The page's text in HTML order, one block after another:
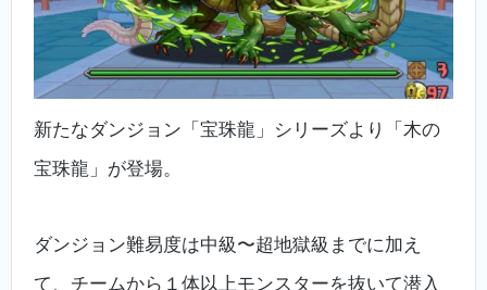
新たなダンジョン「宝珠龍」シリーズより「木の
宝珠龍」が登場。
ダンジョン難易度は中級〜超地獄級までに加え
て、チームから１体以上モンスターを抜いて潜入